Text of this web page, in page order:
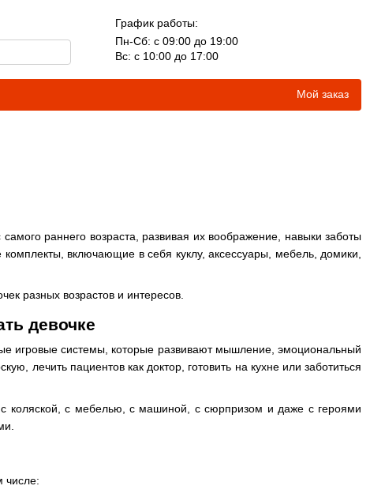
График работы:
Пн-Сб: с 09:00 до 19:00
Вс: с 10:00 до 17:00
Мой заказ
раннего возраста, развивая их воображение, навыки заботы
включающие в себя куклу, аксессуары, мебель, домики,
разных возрастов и интересов.
девочке
игровые системы, которые развивают мышление, эмоциональный
лечить пациентов как доктор, готовить на кухне или заботиться
коляской, с мебелью, с машиной, с сюрпризом и даже с героями
числе: